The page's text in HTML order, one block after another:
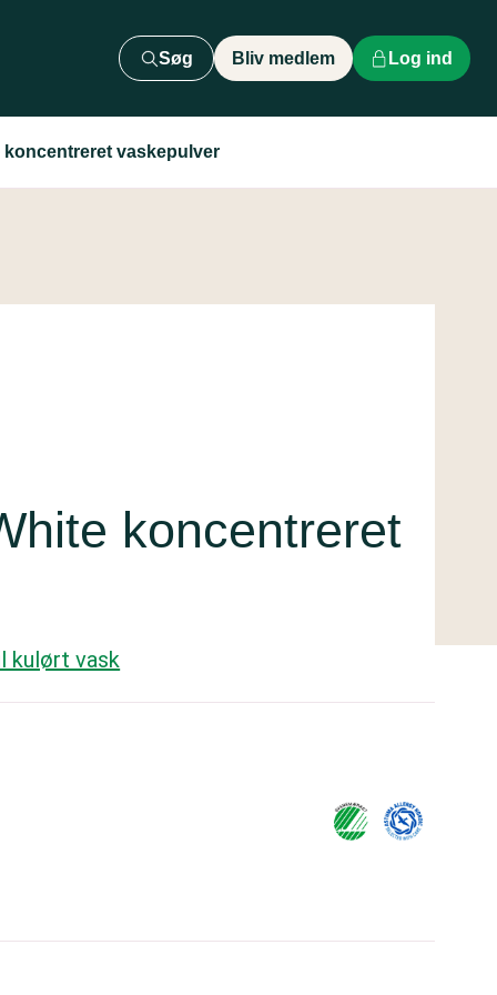
Søg Bliv medlem Log ind
vaskepulver
koncentreret
kulørt vask